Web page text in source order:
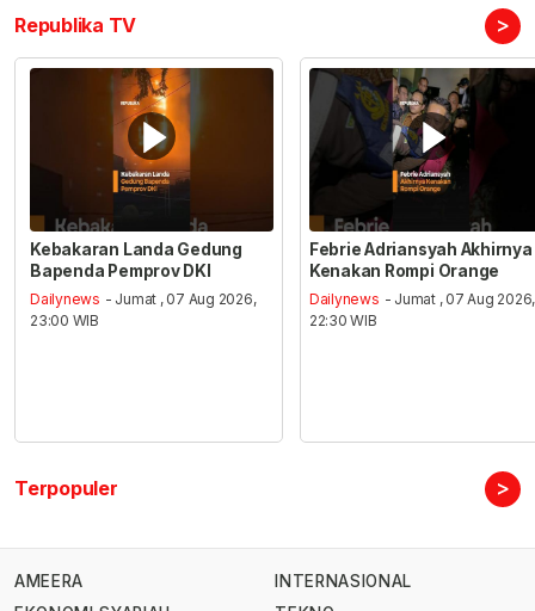
Republika TV >
Kebakaran Landa Gedung
Bapenda Pemprov DKI
Dailynews - Jumat , 07 Aug 2026,
23:00 WIB
Febrie Adriansyah Akhirnya
Kenakan Rompi Orange
Dailynews - Jumat , 07 Aug 2026,
22:30 WIB
Terpopuler >
AMEERA
INTERNASIONAL